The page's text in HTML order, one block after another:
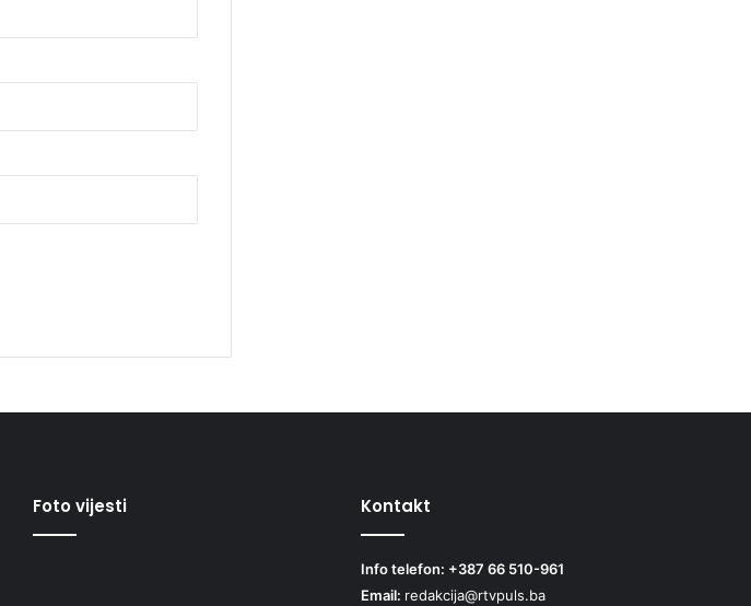
Foto vijesti Kontakt
Info telefon: +387 66 510-961
Email: redakcija@rtvpuls.ba